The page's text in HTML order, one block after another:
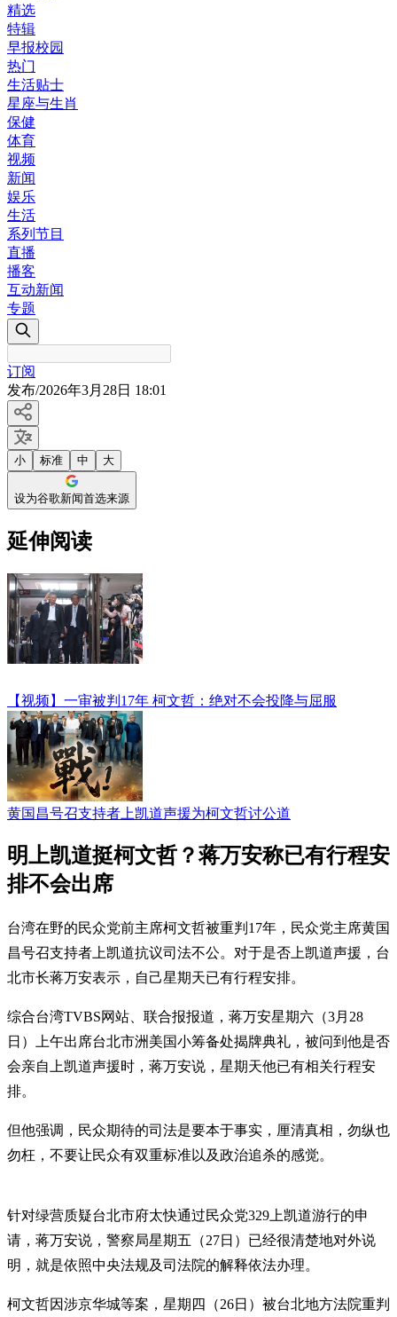
精选
特辑
早报校园
热门
生活贴士
星座与生肖
保健
体育
视频
新闻
娱乐
生活
系列节目
直播
播客
互动新闻
专题
订阅
发布/2026年3月28日 18:01
小 标准 中 大
设为谷歌新闻首选来源
延伸阅读
【视频】一审被判17年 柯文哲：绝对不会投降与屈服
黄国昌号召支持者上凯道声援为柯文哲讨公道
明上凯道挺柯文哲？蒋万安称已有行程安
排不会出席
台湾在野的民众党前主席柯文哲被重判17年，民众党主席黄国
昌号召支持者上凯道抗议司法不公。对于是否上凯道声援，台
北市长蒋万安表示，自己星期天已有行程安排。
综合台湾TVBS网站、联合报报道，蒋万安星期六（3月28
日）上午出席台北市洲美国小筹备处揭牌典礼，被问到他是否
会亲自上凯道声援时，蒋万安说，星期天他已有相关行程安
排。
但他强调，民众期待的司法是要本于事实，厘清真相，勿纵也
勿枉，不要让民众有双重标准以及政治追杀的感觉。
针对绿营质疑台北市府太快通过民众党329上凯道游行的申
请，蒋万安说，警察局星期五（27日）已经很清楚地对外说
明，就是依照中央法规及司法院的解释依法办理。
柯文哲因涉京华城等案，星期四（26日）被台北地方法院重判